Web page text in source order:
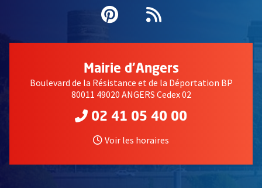
Pinterest
, Ouvre une
Flux RSS
Mairie d'Angers
Boulevard de la Résistance et de la Déportation BP
80011 49020 ANGERS Cedex 02
02 41 05 40 00
Voir les horaires